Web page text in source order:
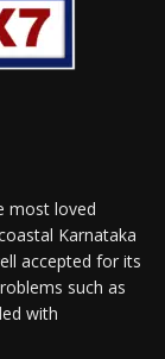
most loved
Karnataka
accepted for its
such as
with